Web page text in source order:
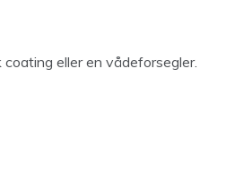
eller en vådeforsegler.